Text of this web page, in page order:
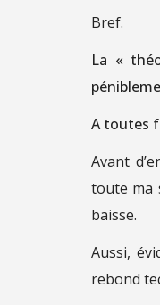
Bref.
La «
A toutes
Avant
toute ma
baisse.
Aussi,
rebond